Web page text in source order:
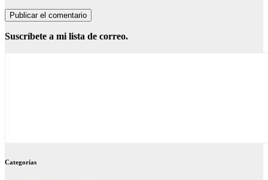
Suscríbete a mi lista de correo.
Categorías